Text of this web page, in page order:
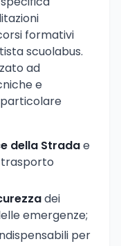
formativi
scuolabus.
ad
e
della Stradae
trasporto
dei
emergenze;
per